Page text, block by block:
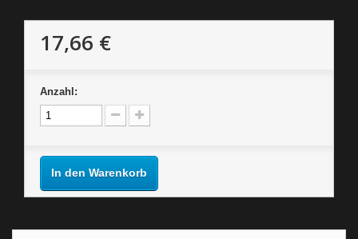
17,66 €
Anzahl:
In den Warenkorb